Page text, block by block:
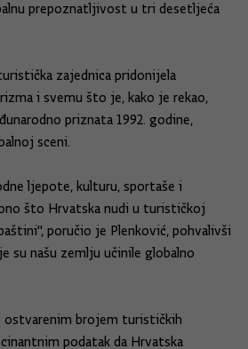
prepoznatljivost u tri desetljeća
zajednica pridonijela
i svemu što je, kako je rekao,
priznata 1992. godine,
sceni.
ljepote, kulturu, sportaše i
što Hrvatska nudi u turističkoj
poručio je Plenković, pohvalivši
su našu zemlju učinile globalno
brojem turističkih
podatak da Hrvatska